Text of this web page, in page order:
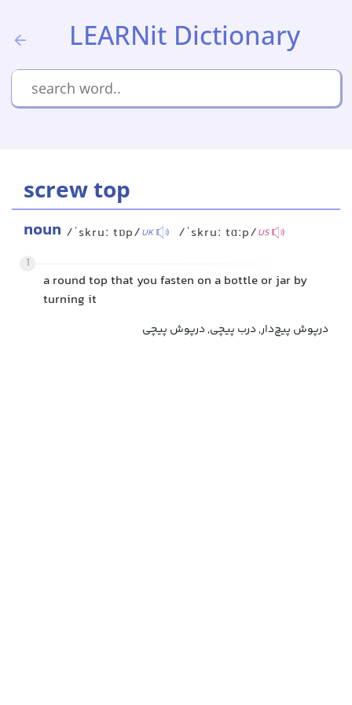
LEARNit Dictionary
screw top
noun /ˈskruː tɒp/UK /ˈskruː tɑːp/US
1
a round top that you fasten on a bottle or jar by
turning it
درپوش پیچ‌دار, درب پیچی, درپوش پیچی